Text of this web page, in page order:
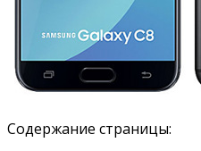
Содержание страницы: